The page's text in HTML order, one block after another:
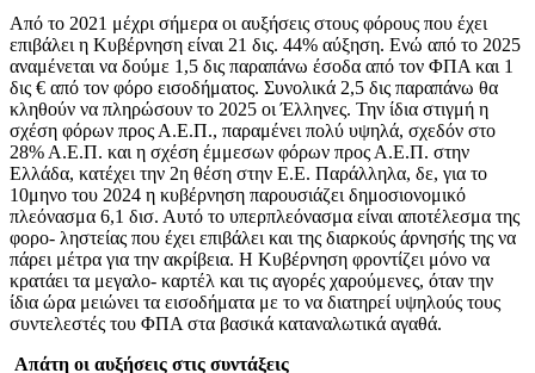
Από το 2021 μέχρι σήμερα οι αυξήσεις στους φόρους που έχει
επιβάλει η Κυβέρνηση είναι 21 δις. 44% αύξηση. Ενώ από το 2025
αναμένεται να δούμε 1,5 δις παραπάνω έσοδα από τον ΦΠΑ και 1
δις € από τον φόρο εισοδήματος. Συνολικά 2,5 δις παραπάνω θα
κληθούν να πληρώσουν το 2025 οι Έλληνες. Την ίδια στιγμή η
σχέση φόρων προς Α.Ε.Π., παραμένει πολύ υψηλά, σχεδόν στο
28% Α.Ε.Π. και η σχέση έμμεσων φόρων προς Α.Ε.Π. στην
Ελλάδα, κατέχει την 2η θέση στην Ε.Ε. Παράλληλα, δε, για το
10μηνο του 2024 η κυβέρνηση παρουσιάζει δημοσιονομικό
πλεόνασμα 6,1 δισ. Αυτό το υπερπλεόνασμα είναι αποτέλεσμα της
φορο- ληστείας που έχει επιβάλει και της διαρκούς άρνησής της να
πάρει μέτρα για την ακρίβεια. Η Κυβέρνηση φροντίζει μόνο να
κρατάει τα μεγαλο- καρτέλ και τις αγορές χαρούμενες, όταν την
ίδια ώρα μειώνει τα εισοδήματα με το να διατηρεί υψηλούς τους
συντελεστές του ΦΠΑ στα βασικά καταναλωτικά αγαθά.
Απάτη οι αυξήσεις στις συντάξεις